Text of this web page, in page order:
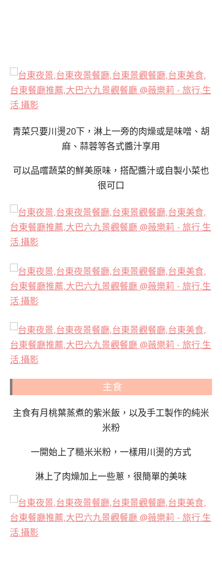
青菜只要川燙20下，淋上一旁的肉燥或是味噌、胡
麻、蒜蓉等各式醬汁享用
可以品嚐蔬菜的鮮美原味，搭配醬汁或自製小菜也
很可口
主食
主食有月桃葉蒸煮的紫米飯，以及手工製作的純米
米粉
一開始上了糙米米粉，一樣用川燙的方式
淋上了肉燥加上一些蔥，很簡單的美味